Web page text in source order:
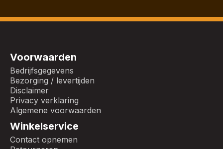
Voorwaarden
Bedrijfsgegevens
Bezorging / levertijden
Disclaimer
Privacy verklaring
Algemene voorwaarden
Winkelservice
Contact opnemen